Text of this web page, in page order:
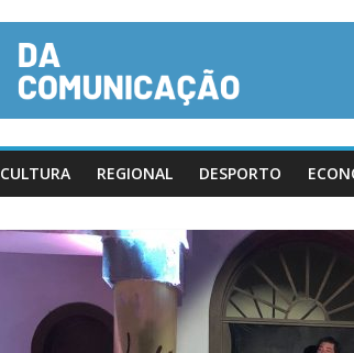
CULTURA REGIONAL DESPORTO